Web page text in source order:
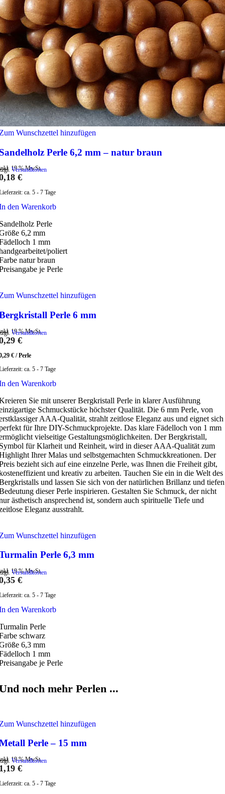
Wunschzettel hinzufügen
Perle 6,2 mm – natur braun
19 % MwSt.
Versandkosten
€
ca. 5 - 7 Tage
den Warenkorb
Perle
6,2 mm
1 mm
poliert
natur braun
je Perle
Wunschzettel hinzufügen
Perle 6 mm
19 % MwSt.
Versandkosten
€
€ /Perle
ca. 5 - 7 Tage
den Warenkorb
Sie mit unserer Bergkristall Perle in klarer Ausführung
Schmuckstücke höchster Qualität. Die 6 mm Perle, von
AAA-Qualität, strahlt zeitlose Eleganz aus und eignet sich
für Ihre DIY-Schmuckprojekte. Das klare Fädelloch von 1 mm
vielseitige Gestaltungsmöglichkeiten. Der Bergkristall,
für Klarheit und Reinheit, wird in dieser AAA-Qualität zum
Ihrer Malas und selbstgemachten Schmuckkreationen. Der
bezieht sich auf eine einzelne Perle, was Ihnen die Freiheit gibt,
und kreativ zu arbeiten. Tauchen Sie ein in die Welt des
und lassen Sie sich von der natürlichen Brillanz und tiefen
dieser Perle inspirieren. Gestalten Sie Schmuck, der nicht
ästhetisch ansprechend ist, sondern auch spirituelle Tiefe und
Eleganz ausstrahlt.
Wunschzettel hinzufügen
Perle 6,3 mm
19 % MwSt.
Versandkosten
€
ca. 5 - 7 Tage
den Warenkorb
Perle
schwarz
6,3 mm
1 mm
je Perle
noch mehr Perlen ...
Wunschzettel hinzufügen
Perle – 15 mm
19 % MwSt.
Versandkosten
€
ca. 5 - 7 Tage